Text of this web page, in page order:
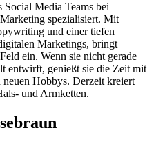
Social Media Teams bei
spezialisiert. Mit
und einer tiefen
Marketings, bringt
ein. Wenn sie nicht gerade
entwirft, genießt sie die Zeit mit
Hobbys. Derzeit kreiert
und Armketten.